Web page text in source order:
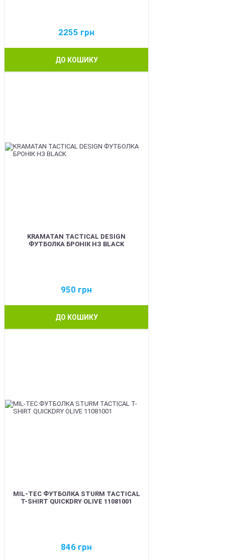
2255 грн
ДО КОШИКУ
KRAMATAN TACTICAL DESIGN
ФУТБОЛКА БРОНІК НЗ BLACK
950 грн
ДО КОШИКУ
MIL-TEC ФУТБОЛКА STURM TACTICAL
T-SHIRT QUICKDRY OLIVE 11081001
846 грн